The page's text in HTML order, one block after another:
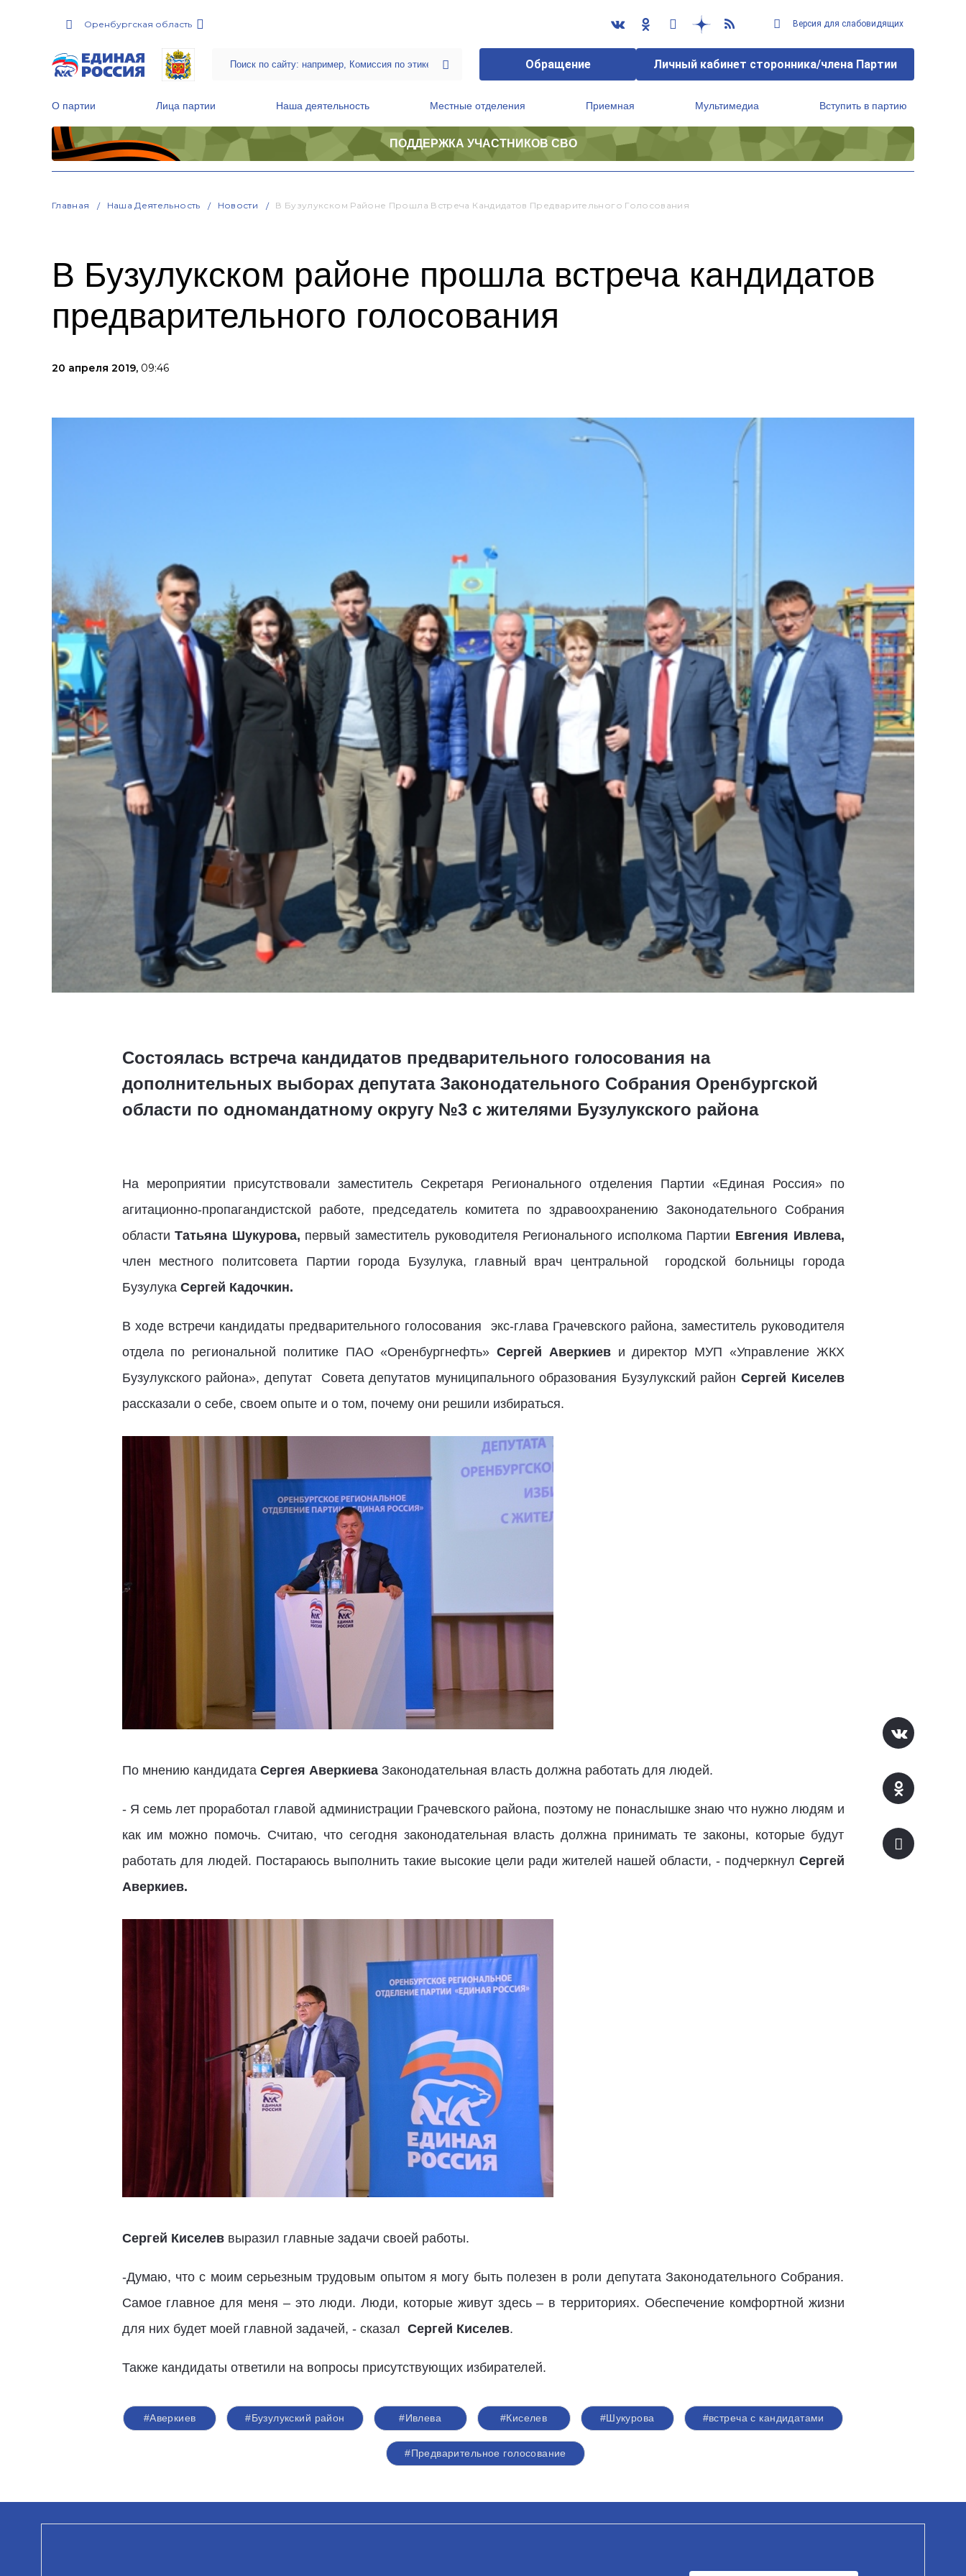
Оренбургская область Версия для слабовидящих
Обращение Личный кабинет сторонника/члена Партии
О партии Лица партии Наша деятельность Местные отделения Приемная Мультимедиа Вступить в партию
ПОДДЕРЖКА УЧАСТНИКОВ СВО
Главная Наша Деятельность Новости В Бузулукском Районе Прошла Встреча Кандидатов Предварительного Голосования
В Бузулукском районе прошла встреча кандидатов
предварительного голосования
20 апреля 2019, 09:46
Состоялась встреча кандидатов предварительного голосования на
дополнительных выборах депутата Законодательного Собрания Оренбургской
области по одномандатному округу №3 с жителями Бузулукского района
На мероприятии присутствовали заместитель Секретаря Регионального отделения Партии «Единая Россия» по
агитационно-пропагандистской работе, председатель комитета по здравоохранению Законодательного Собрания
областиТатьяна Шукурова, первый заместитель руководителя Регионального исполкома Партии Евгения Ивлева,
член местного политсовета Партии города Бузулука, главный врач центральной городской больницы города
БузулукаСергей Кадочкин.
В ходе встречи кандидаты предварительного голосования экс-глава Грачевского района, заместитель руководителя
отдела по региональной политике ПАО «Оренбургнефть» Сергей Аверкиев и директор МУП «Управление ЖКХ
Бузулукского района», депутат Совета депутатов муниципального образования Бузулукский район Сергей Киселев
рассказали о себе, своем опыте и о том, почему они решили избираться.
По мнению кандидата Сергея АверкиеваЗаконодательная власть должна работать для людей.
- Я семь лет проработал главой администрации Грачевского района, поэтому не понаслышке знаю что нужно людям и
как им можно помочь. Считаю, что сегодня законодательная власть должна принимать те законы, которые будут
работать для людей. Постараюсь выполнить такие высокие цели ради жителей нашей области, - подчеркнул Сергей
Аверкиев.
Сергей Киселев выразил главные задачи своей работы.
-Думаю, что с моим серьезным трудовым опытом я могу быть полезен в роли депутата Законодательного Собрания.
Самое главное для меня – это люди. Люди, которые живут здесь – в территориях. Обеспечение комфортной жизни
для них будет моей главной задачей, - сказал Сергей Киселев.
Также кандидаты ответили на вопросы присутствующих избирателей.
#Аверкиев #Бузулукский район #Ивлева #Киселев #Шукурова #встреча с кандидатами
#Предварительное голосование